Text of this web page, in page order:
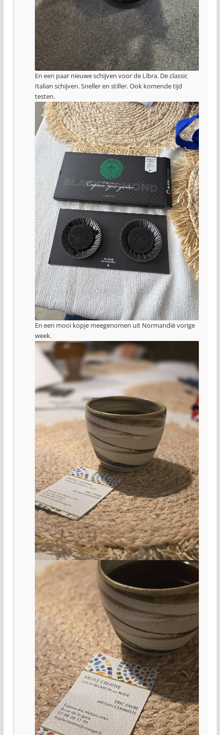
En een paar nieuwe schijven voor de Libra. De classic
Italian schijven. Sneller en stiller. Ook komende tijd
testen.
En een mooi kopje meegenomen uit Normandië vorige
week.